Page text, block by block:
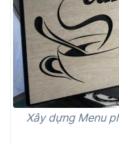
Xây dựng Menu